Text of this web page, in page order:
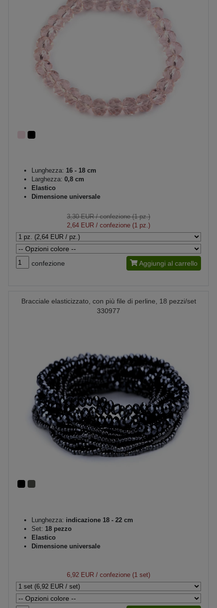
Lunghezza: 16 - 18 cm
Larghezza: 0,8 cm
Elastico
Dimensione universale
3,30 EUR/ confezione (1 pz.)
2,64 EUR / confezione (1 pz.)
confezione Aggiungi al carrello
Bracciale elasticizzato, con più file di perline, 18 pezzi/set
330977
Lunghezza: indicazione 18 - 22 cm
Set: 18 pezzo
Elastico
Dimensione universale
6,92 EUR / confezione (1 set)